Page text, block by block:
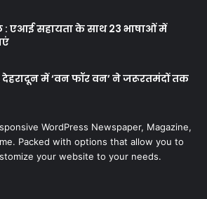
: एआई सहायता के साथ 23 भाषाओं में
में ‘वन फॉर वन’ ने जरूरतमंदों तक
WordPress Newspaper, Magazine,
Packed with options that allow you to
your website to your needs.